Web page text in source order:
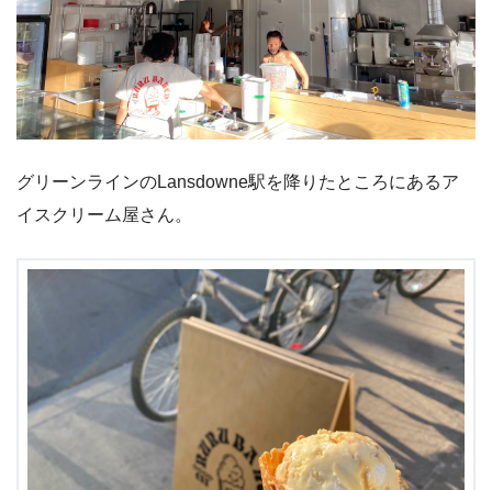
グリーンラインのLansdowne駅を降りたところにあるア
イスクリーム屋さん。